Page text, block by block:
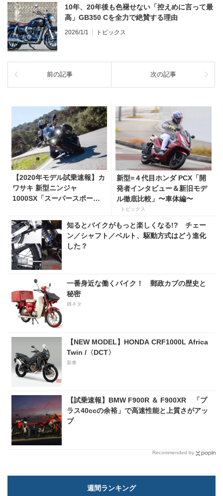
10年、20年後も色褪せない「控えめに言って最
高」GB350 Cを全力で絶賛する理由
2026/1/1 トピックス
前の記事 次の記事
【2020年モデル試乗速報】カ
ワサキ 新型ニンジャ
1000SX「スーパースポーツ
新型=４代目ホンダ PCX「開
発者インタビュー＆新旧モデ
ル徹底比較」〜車体編〜
トピックス
知るとバイクがもっと楽しくなる!? チェー
ン／シャフト／ベルト、駆動方式はどう進化
した？
一番身近な働くバイク！ 郵政カブの歴史と
秘密
雑ネタ
【NEW MODEL】HONDA CRF1000L Africa
Twin /〈DCT〉
新車
【試乗速報】BMW F900R ＆ F900XR 「プ
ラス40ccの余裕」で高速性能と上質さがアッ
プ
Recommended by
週間ランキング